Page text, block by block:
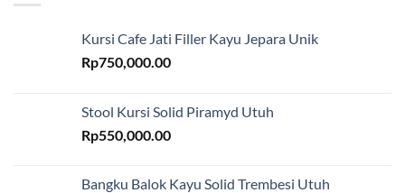
Kursi Cafe Jati Filler Kayu Jepara Unik
Rp750,000.00
Stool Kursi Solid Piramyd Utuh
Rp550,000.00
Bangku Balok Kayu Solid Trembesi Utuh